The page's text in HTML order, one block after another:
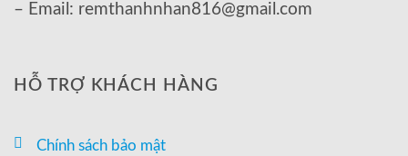
– Email: remthanhnhan816@gmail.com
HỖ TRỢ KHÁCH HÀNG
Chính sách bảo mật